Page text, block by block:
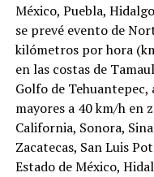
México, Puebla,
se prevé evento de
kilómetros por hora
en las costas de
Golfo de
mayores a 40 km/h en
California, Sonora,
Zacatecas, San Luis
Estado de México,